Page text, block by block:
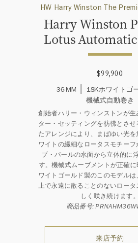
HW Harry Winston The
Harry Winston
Lotus
$99,900
36 MM
18Kホワイトゴ
機械式自動巻き
創始者ハリー・ウィンストンが生
ター・セッティングを彷彿とさ
たアレンジにより、まばゆい光
ワイトの繊細なロータスモチー
ブ・パールの水面から立体的に
す。機械式ムーブメントが正確
ワイトゴールド製のこのモデル
上で永遠に散ることのないロー
しく咲き続けます。
商品番号:
来店予約